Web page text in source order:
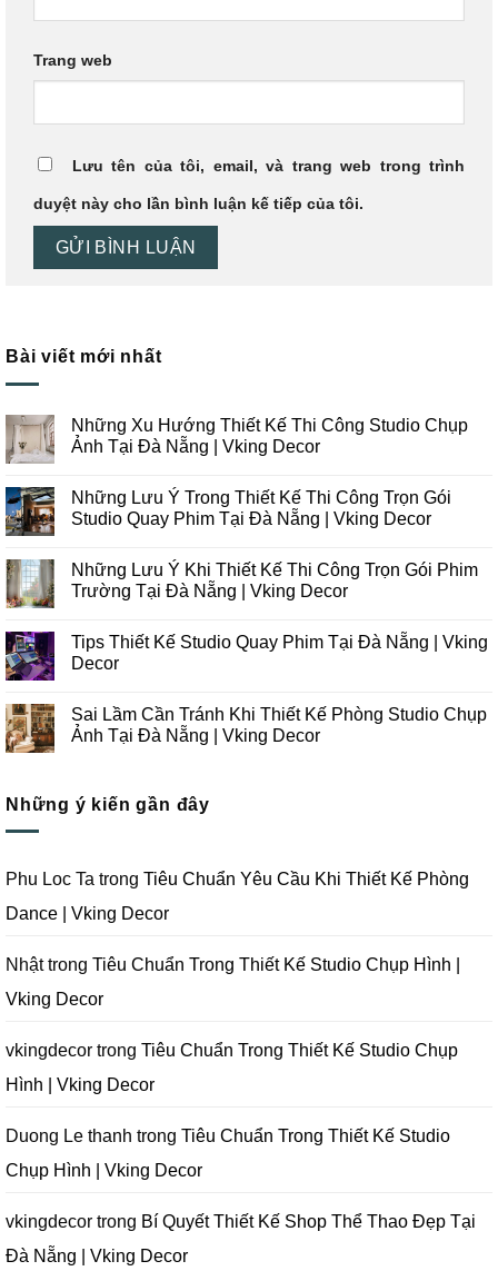
Trang web
Lưu tên của tôi, email, và trang web trong trình
duyệt này cho lần bình luận kế tiếp của tôi.
Bài viết mới nhất
Những Xu Hướng Thiết Kế Thi Công Studio Chụp
Ảnh Tại Đà Nẵng | Vking Decor
bình
luận
ở
Hướng
Thiết
Kế
Studio
Chụp
Ảnh
Nẵng
Vking
Những Lưu Ý Trong Thiết Kế Thi Công Trọn Gói
Studio Quay Phim Tại Đà Nẵng | Vking Decor
bình
luận
ở
Ý
Trong
Thiết
Công
Trọn
Gói
Tại
Đà
Decor
Những Lưu Ý Khi Thiết Kế Thi Công Trọn Gói Phim
Trường Tại Đà Nẵng | Vking Decor
bình
luận
ở
Ý
Khi
Thiết
Trọn
Gói
Đà
Nẵng
Vking
Tips Thiết Kế Studio Quay Phim Tại Đà Nẵng | Vking
Decor
bình
luận
ở
Studio
Quay
Nẵng
|
Decor
Sai Lầm Cần Tránh Khi Thiết Kế Phòng Studio Chụp
Ảnh Tại Đà Nẵng | Vking Decor
luận
ở
Tránh
Khi
Kế
Chụp
Ảnh
Đà
Vking
Decor
Những ý kiến gần đây
Phu Loc Ta trong Tiêu Chuẩn Yêu Cầu Khi Thiết Kế Phòng
Dance | Vking Decor
Nhậttrong Tiêu Chuẩn Trong Thiết Kế Studio Chụp Hình |
Vking Decor
vkingdecor trong Tiêu Chuẩn Trong Thiết Kế Studio Chụp
Hình | Vking Decor
Duong Le thanh trong Tiêu Chuẩn Trong Thiết Kế Studio
Chụp Hình | Vking Decor
vkingdecor trong Bí Quyết Thiết Kế Shop Thể Thao Đẹp Tại
Đà Nẵng | Vking Decor